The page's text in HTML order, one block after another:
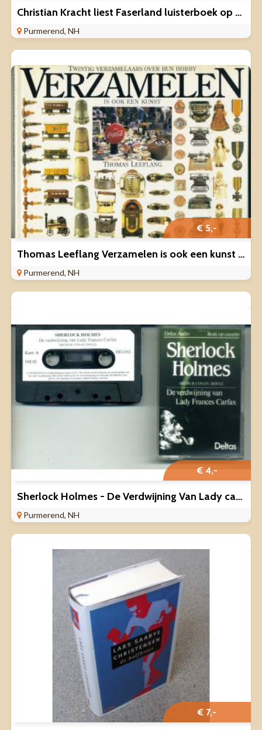
Christian Kracht liest Faserland luisterboek op 2 cassettes
Purmerend, NH
€ 5,-
Thomas Leeflang Verzamelen is ook een kunst 20 verzamelaars
Purmerend, NH
€ 4,-
Sherlock Holmes - De Verdwijning Van Lady cassette 1989 ZGAN
Purmerend, NH
€ 7,-